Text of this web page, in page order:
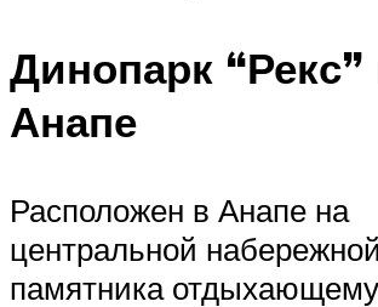
Динопарк “Рекс”
Анапе
Расположен в Анапе на
центральной
памятника отдыхающему